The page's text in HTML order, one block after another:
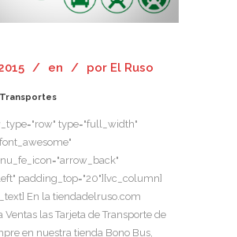
en por El Ruso
type="full_width"
padding_top="20"][vc_column]
En la tiendadelruso.com
Ventas las Tarjeta de Transporte de
en nuestra tienda Bono Bus,